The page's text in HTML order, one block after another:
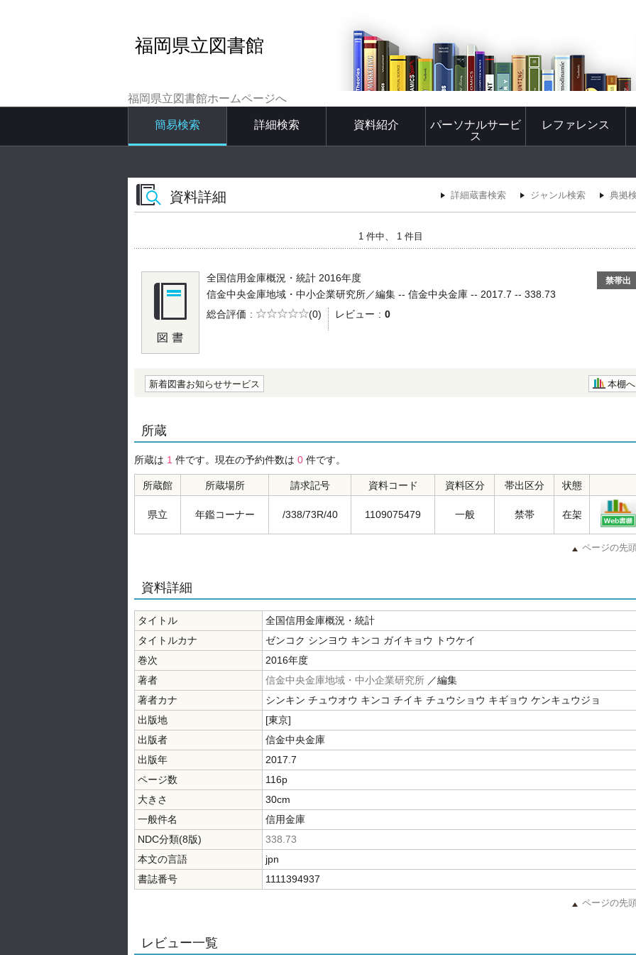
福岡県立図書館
福岡県立図書館ホームページへ
簡易検索 詳細検索 資料紹介
パーソナルサービ
ス
レファレンス
資料詳細 詳細蔵書検索 ジャンル検索 典拠
1 件中、 1 件目
全国信用金庫概況・統計 2016年度 禁帯出
信金中央金庫地域・中小企業研究所／編集 -- 信金中央金庫 -- 2017.7 -- 338.73
総合評価
5段階評価
(0) レビュー 0
新着図書お知らせサービス 本棚へ
所蔵
所蔵は 1 件です。現在の予約件数は 0 件です。
所蔵館 所蔵場所 請求記号 資料コード 資料区分 帯出区分 状態
県立 年鑑コーナー /338/73R/40 1109075479 一般 禁帯 在架
ページの先
資料詳細
タイトル
全国信用金庫概況・統計
タイトルカナ
ゼンコク シンヨウ キンコ ガイキョウ トウケイ
巻次
2016年度
著者
信金中央金庫地域・中小企業研究所 ／編集
著者カナ
シンキン チュウオウ キンコ チイキ チュウショウ キギョウ ケンキュウジョ
出版地
[東京]
出版者
信金中央金庫
出版年
2017.7
ページ数
116p
大きさ
30cm
一般件名
信用金庫
NDC分類(8版)
338.73
本文の言語
jpn
書誌番号
1111394937
ページの先
レビュー一覧